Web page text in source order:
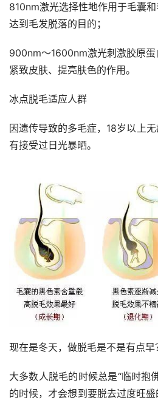
810nm激光选择性地作用于毛囊和
达到毛发脱落的目的；
900nm～1600nm激光刺激胶原蛋
紧致皮肤、提亮肤色的作用。
冰点脱毛适应人群
因遗传导致的多毛症，18岁以上
有接受过日光暴晒。
现在是冬天，做脱毛是不是有点早
大多数人脱毛的时候总是“临时抱
的时候，才会想到要脱去过度旺